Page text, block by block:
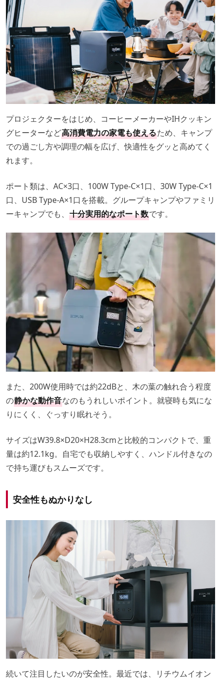
プロジェクターをはじめ、コーヒーメーカーやIHクッキン
グヒーターなど高消費電力の家電も使えるため、キャンプ
での過ごし方や調理の幅を広げ、快適性をグッと高めてく
れます。
ポート類は、AC×3口、100W Type-C×1口、30W Type-C×1
口、USB Type-A×1口を搭載。グループキャンプやファミリ
ーキャンプでも、 十分実用的なポート数です。
また、200W使用時では約22dBと、木の葉の触れ合う程度
の静かな動作音なのもうれしいポイント。就寝時も気にな
りにくく、ぐっすり眠れそう。
サイズはW39.8×D20×H28.3cmと比較的コンパクトで、重
量は約12.1kg。自宅でも収納しやすく、ハンドル付きなの
で持ち運びもスムーズです。
安全性もぬかりなし
続いて注目したいのが安全性。最近では、リチウムイオン